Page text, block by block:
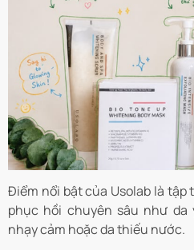
Điểm nổi bật của Usolab là tập
phục hồi chuyên sâu như da
nhạy cảm hoặc da thiếu nước.